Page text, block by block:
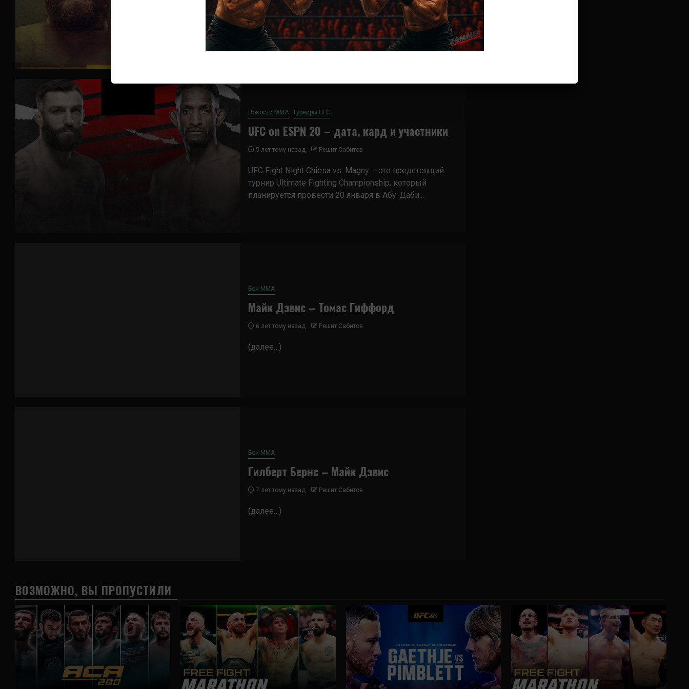
Где и когда смотреть трансляцию UFC Fight Night
Кьеса - Мэгни 20 января в 17:00 мск на арене
«бойцовского» острова...
Новости ММА Турниры UFC
UFC on ESPN 20 – дата, кард и участники
5 лет тому назад Решит Сабитов
UFC Fight Night Chiesa vs. Magny – это предстоящий
турнир Ultimate Fighting Championship, который
планируется провести 20 января в Абу-Даби...
Бои ММА
Майк Дэвис – Томас Гиффорд
6 лет тому назад Решит Сабитов
(далее…)
Бои ММА
Гилберт Бернс – Майк Дэвис
7 лет тому назад Решит Сабитов
(далее…)
ВОЗМОЖНО, ВЫ ПРОПУСТИЛИ